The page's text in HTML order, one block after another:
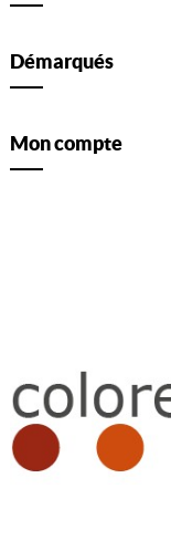
Démarqués
Mon compte